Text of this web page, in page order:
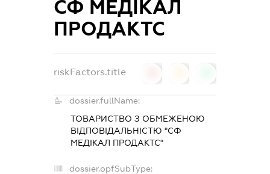
СФ МЕДІКАЛ
ПРОДАКТС
riskFactors.title
dossier.fullName:
ТОВАРИСТВО З ОБМЕЖЕНОЮ
ВІДПОВІДАЛЬНІСТЮ "СФ
МЕДІКАЛ ПРОДАКТС"
dossier.opfSubType: